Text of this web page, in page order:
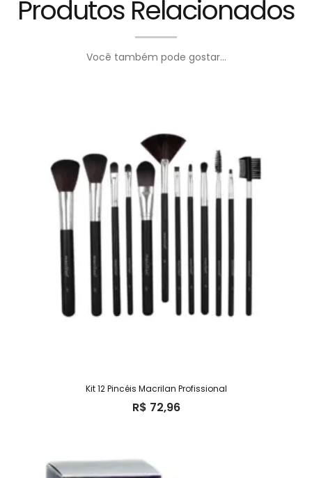
Produtos Relacionados
Você também pode gostar...
Kit 12 Pincéis Macrilan Profissional
R$ 72,96